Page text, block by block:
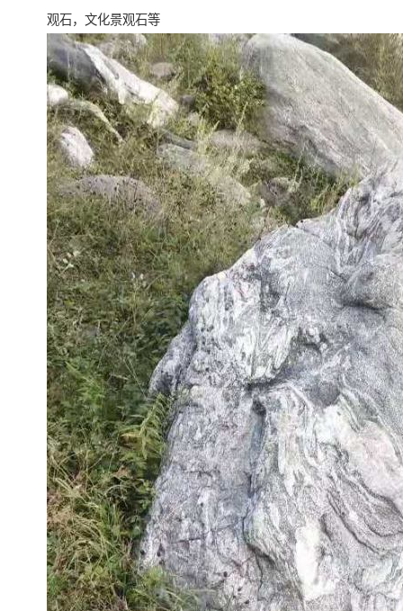
观石，文化景观石等